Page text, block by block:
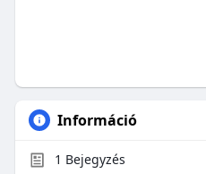
Információ
1 Bejegyzés